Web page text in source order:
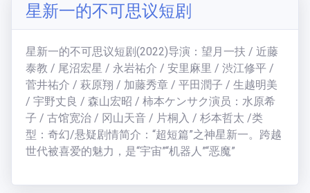
星新一的不可思议短剧
星新一的不可思议短剧(2022)导演：望月一扶 / 近藤
泰教 / 尾沼宏星 / 永岩祐介 / 安里麻里 / 渋江修平 /
菅井祐介 / 萩原翔 / 加藤秀章 / 平田潤子 / 生越明美
/ 宇野丈良 / 森山宏昭 / 柿本ケンサク演员：水原希
子 / 古馆宽治 / 冈山天音 / 片桐入 / 杉本哲太 /类
型：奇幻/悬疑剧情简介：“超短篇”之神星新一。跨越
世代被喜爱的魅力，是“宇宙”“机器人”“恶魔”